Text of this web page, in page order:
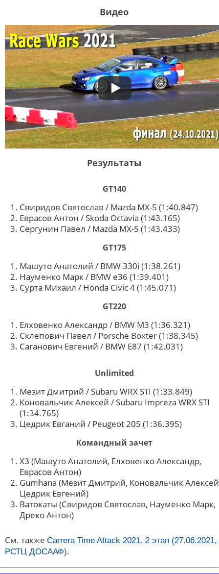
Видео
Результаты
GT140
Свиридов Святослав / Mazda MX-5 (1:40.847)
Еврасов Антон / Skoda Octavia (1:43.165)
Сергунин Павел / Mazda MX-5 (1:43.433)
GT175
Машуто Анатолий / BMW 330i (1:38.261)
Науменко Марк / BMW e36 (1:39.401)
Сурта Михаил / Honda Civic 4 (1:45.071)
GT220
Елховенко Александр / BMW M3 (1:36.321)
Склепович Павел / Porsche Boxter (1:38.345)
Саганович Евгений / BMW E87 (1:42.031)
Unlimited
Мезит Дмитрий / Subaru WRX STI (1:33.849)
Коновальчик Алексей / Subaru Impreza WRX STI
(1:34.765)
Цедрик Евганий / Peugeot 205 (1:36.395)
Командный зачет
X3 (Машуто Анатолий, Елховенко Александр,
Еврасов Антон)
Gumhana (Мезит Дмитрий, Коновальчик
Цедрик Евгений)
Ватокаты (Свиридов Святослав, Науменко Марк,
Дреко Антон)
См. также Carrera Time Attack 2021. 2 этап (27.06.2021,
РСТЦ ДОСААФ).